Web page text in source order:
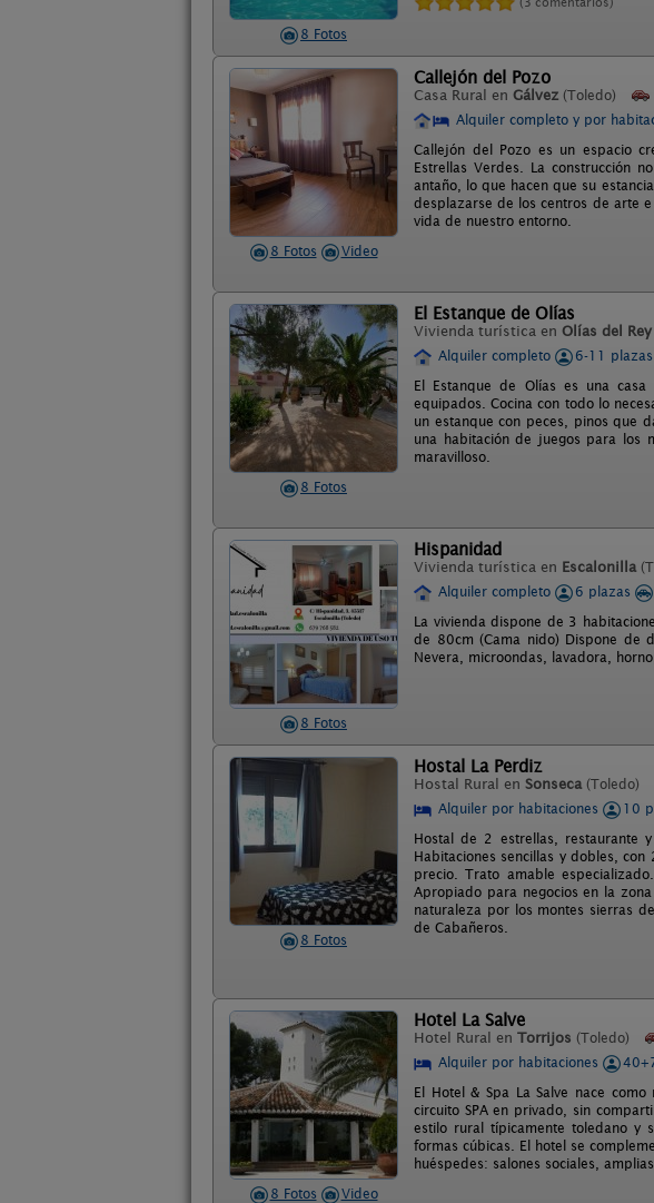
8 Fotos
8 Fotos Video
Callejón del Pozo
Casa Rural en Gálvez (Toledo)
Alquiler completo y por
Callejón del Pozo es un espacio
Estrellas Verdes. La construcción
antaño, lo que hacen que su
desplazarse de los centros de arte
vida de nuestro entorno.
8 Fotos
El Estanque de Olías
Vivienda turística en Olías del Rey
Alquiler completo
6-11 plazas
El Estanque de Olías es una
equipados. Cocina con todo lo
un estanque con peces, pinos que
una habitación de juegos para los
maravilloso.
8 Fotos
Hispanidad
Vivienda turística en Escalonilla
Alquiler completo
6 plazas
La vivienda dispone de 3
de 80cm (Cama nido) Dispone de
Nevera, microondas, lavadora,
8 Fotos
Hostal La Perdiz
Hostal Rural en Sonseca (Toledo)
Alquiler por habitaciones
10
Hostal de 2 estrellas, restaurante
Habitaciones sencillas y dobles,
precio. Trato amable
Apropiado para negocios en la
naturaleza por los montes sierras
de Cabañeros.
8 Fotos Video
Hotel La Salve
Hotel Rural en Torrijos (Toledo)
Alquiler por habitaciones
El Hotel & Spa La Salve nace
circuito SPA en privado, sin
estilo rural típicamente toledano y
formas cúbicas. El hotel se
huéspedes: salones sociales,